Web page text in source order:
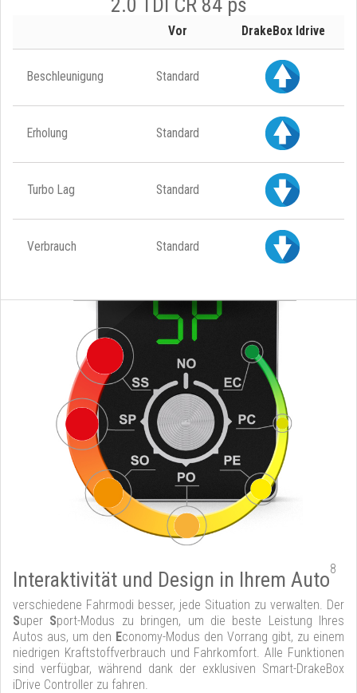
Vor DrakeBox Idrive
Beschleunigung Standard
Erholung Standard
Turbo Lag Standard
Verbrauch Standard
Interaktivität und Design in Ihrem Auto8
verschiedene Fahrmodi besser, jede Situation zu verwalten. Der
Super Sport-Modus zu bringen, um die beste Leistung Ihres
Autos aus, um den Economy-Modus den Vorrang gibt, zu einem
niedrigen Kraftstoffverbrauch und Fahrkomfort. Alle Funktionen
sind verfügbar, während dank der exklusiven Smart-DrakeBox
iDrive Controller zu fahren.